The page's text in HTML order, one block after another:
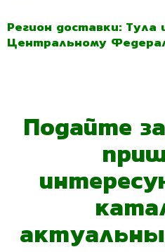
Регион доставки:
Центральному
Подайте